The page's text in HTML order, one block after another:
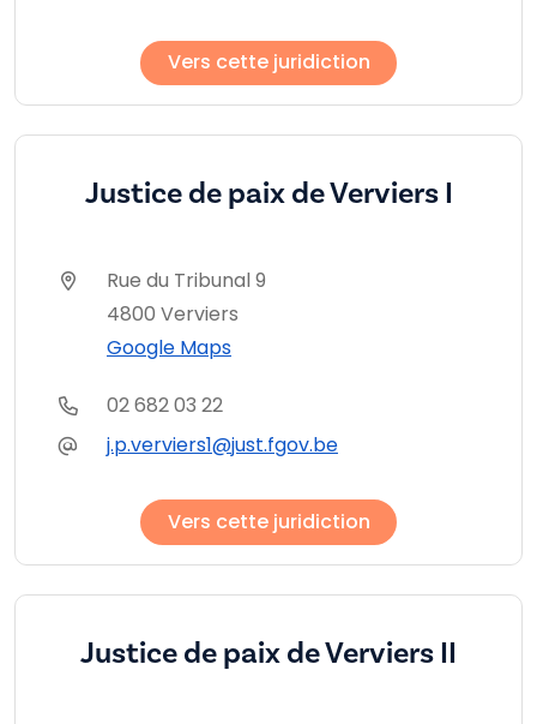
Vers cette juridiction
Justice de paix de Verviers I
Rue du Tribunal 9
4800 Verviers
Google Maps
02 682 03 22
j.p.verviers1@just.fgov.be
Vers cette juridiction
Justice de paix de Verviers II